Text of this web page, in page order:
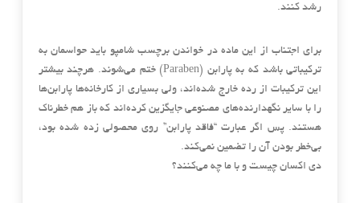
رشد کنند.
برای اجتناب از این ماده در خواندن برچسب شامپو باید حواسمان به
ترکیباتی باشد که به پارابن (Paraben) ختم می‌شوند. هرچند بیشتر
این ترکیبات از رده خارج شده‌اند، ولی بسیاری از کارخانه‌ها پارابن‌ها
را با سایر نگهدارنده‌های مصنوعی جایگزین کرده‌اند که باز هم خطرناک
هستند. پس اگر عبارت “فاقد پارابن” روی محصولی زده شده بود،
بی‌خطر بودن آن را تضمین نمی‌کند.
دی اکسان چیست و با ما چه می‌کنند؟